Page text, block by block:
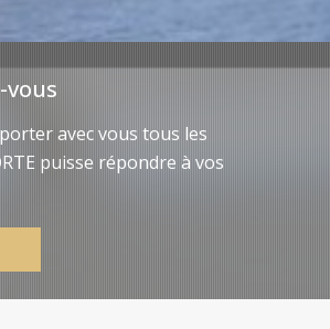
vous
avec vous tous les
puisse répondre à vos